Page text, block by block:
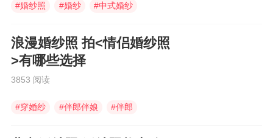
#婚纱照 #婚纱 #中式婚纱
浪漫婚纱照 拍<情侣婚纱照
>有哪些选择
3853 阅读
#穿婚纱 #伴郎伴娘 #伴郎